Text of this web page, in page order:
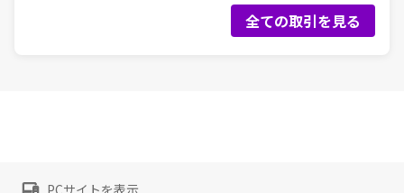
全ての取引を見る
PCサイトを表示